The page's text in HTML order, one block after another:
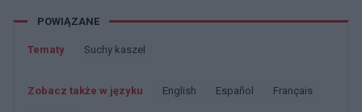
POWIĄZANE
Tematy Suchy kaszel
Zobacz także w języku english español français